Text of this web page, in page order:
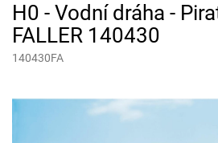
H0 - Vodní dráha -
FALLER 140430
140430FA